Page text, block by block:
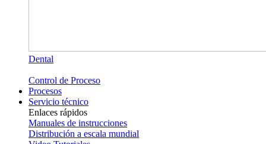
Dental
Control de Proceso
Procesos
Servicio técnico
Enlaces rápidos
Manuales de instrucciones
Distribución a escala mundial